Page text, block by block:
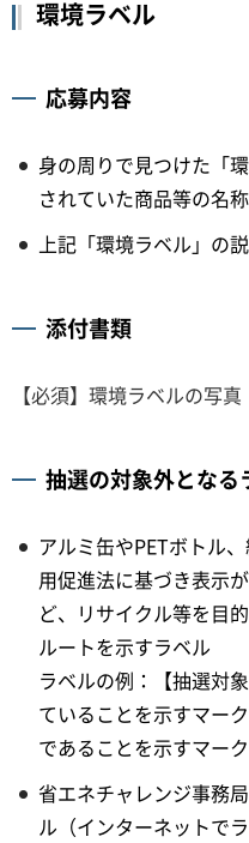
環境ラベル
応募内容
身の周りで見つけた「
されていた商品等の名称
上記「環境ラベル」の
添付書類
【必須】環境ラベルの写真
抽選の対象外となる
アルミ缶やPETボトル
用促進法に基づき表示
ど、リサイクル等を目
ルートを示すラベル
ラベルの例：【抽選対
ていることを示すマー
であることを示すマーク
省エネチャレンジ事務
ル（インターネットで